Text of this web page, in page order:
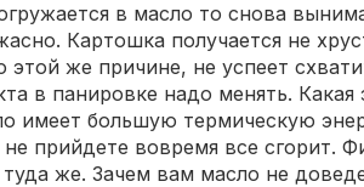
в масло то снова
Картошка получается не
этой же причине, не успеет
в панировке надо менять.
имеет большую термическую
прийдете вовремя все сгорит.
же. Зачем вам масло не